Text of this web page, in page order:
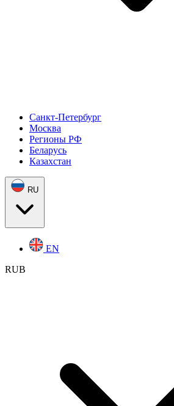
Санкт-Петербург
Москва
Регионы РФ
Беларусь
Казахстан
RU
EN
RUB